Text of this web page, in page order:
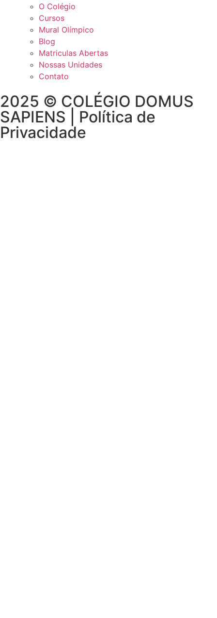
O Colégio
Cursos
Mural Olímpico
Blog
Matriculas Abertas
Nossas Unidades
Contato
2025 © COLÉGIO DOMUS
SAPIENS | Política de
Privacidade